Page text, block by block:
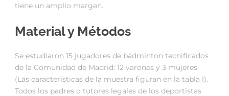
tiene un amplio margen.
Material y Métodos
Se estudiaron 15 jugadores de bádminton tecnificados
de la Comunidad de Madrid: 12 varones y 3 mujeres.
(Las características de la muestra figuran en la tabla I).
Todos los padres o tutores legales de los deportistas